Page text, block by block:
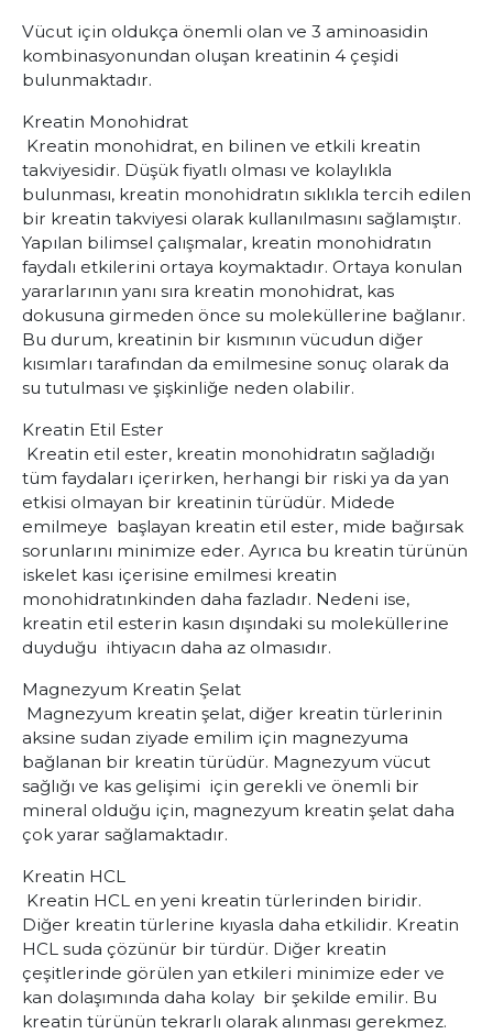
Vücut için oldukça önemli olan ve 3 aminoasidin
kombinasyonundan oluşan kreatinin 4 çeşidi
bulunmaktadır.
Kreatin Monohidrat
Kreatin monohidrat, en bilinen ve etkili kreatin
takviyesidir. Düşük fiyatlı olması ve kolaylıkla
bulunması, kreatin monohidratın sıklıkla tercih edilen
bir kreatin takviyesi olarak kullanılmasını sağlamıştır.
Yapılan bilimsel çalışmalar, kreatin monohidratın
faydalı etkilerini ortaya koymaktadır. Ortaya konulan
yararlarının yanı sıra kreatin monohidrat, kas
dokusuna girmeden önce su moleküllerine bağlanır.
Bu durum, kreatinin bir kısmının vücudun diğer
kısımları tarafından da emilmesine sonuç olarak da
su tutulması ve şişkinliğe neden olabilir.
Kreatin Etil Ester
Kreatin etil ester, kreatin monohidratın sağladığı
tüm faydaları içerirken, herhangi bir riski ya da yan
etkisi olmayan bir kreatinin türüdür. Midede
emilmeye başlayan kreatin etil ester, mide bağırsak
sorunlarını minimize eder. Ayrıca bu kreatin türünün
iskelet kası içerisine emilmesi kreatin
monohidratınkinden daha fazladır. Nedeni ise,
kreatin etil esterin kasın dışındaki su moleküllerine
duyduğu ihtiyacın daha az olmasıdır.
Magnezyum Kreatin Şelat
Magnezyum kreatin şelat, diğer kreatin türlerinin
aksine sudan ziyade emilim için magnezyuma
bağlanan bir kreatin türüdür. Magnezyum vücut
sağlığı ve kas gelişimi için gerekli ve önemli bir
mineral olduğu için, magnezyum kreatin şelat daha
çok yarar sağlamaktadır.
Kreatin HCL
Kreatin HCL en yeni kreatin türlerinden biridir.
Diğer kreatin türlerine kıyasla daha etkilidir. Kreatin
HCL suda çözünür bir türdür. Diğer kreatin
çeşitlerinde görülen yan etkileri minimize eder ve
kan dolaşımında daha kolay bir şekilde emilir. Bu
kreatin türünün tekrarlı olarak alınması gerekmez.